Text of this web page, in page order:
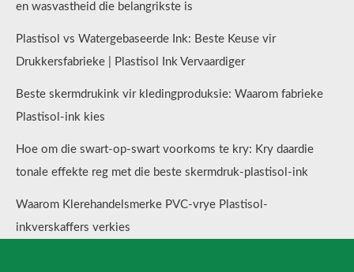
en wasvastheid die belangrikste is
Plastisol vs Watergebaseerde Ink: Beste Keuse vir
Drukkersfabrieke | Plastisol Ink Vervaardiger
Beste skermdrukink vir kledingproduksie: Waarom fabrieke
Plastisol-ink kies
Hoe om die swart-op-swart voorkoms te kry: Kry daardie
tonale effekte reg met die beste skermdruk-plastisol-ink
Waarom Klerehandelsmerke PVC-vrye Plastisol-
inkverskaffers verkies